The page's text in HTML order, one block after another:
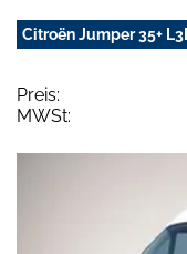
Citroën Jumper 35+
Preis:
MWSt: